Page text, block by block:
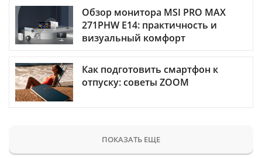
Обзор монитора MSI PRO MAX
271PHW E14: практичность и
визуальный комфорт
Как подготовить смартфон к
отпуску: советы ZOOM
ПОКАЗАТЬ ЕЩЕ